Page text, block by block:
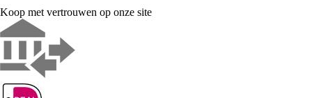
Koop met vertrouwen op onze site